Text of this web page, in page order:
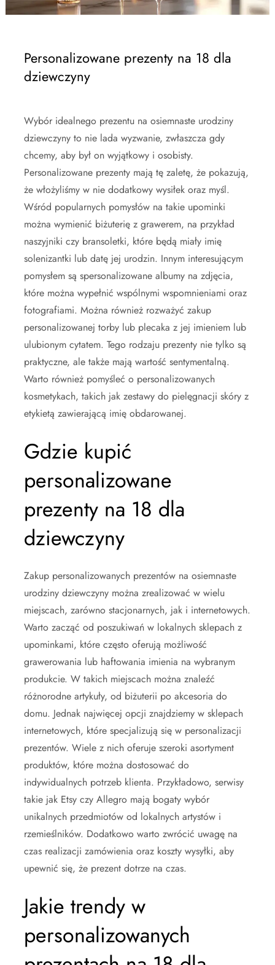
Personalizowane prezenty na 18 dla
dziewczyny
Wybór idealnego prezentu na osiemnaste urodziny
dziewczyny to nie lada wyzwanie, zwłaszcza gdy
chcemy, aby był on wyjątkowy i osobisty.
Personalizowane prezenty mają tę zaletę, że pokazują,
że włożyliśmy w nie dodatkowy wysiłek oraz myśl.
Wśród popularnych pomysłów na takie upominki
można wymienić biżuterię z grawerem, na przykład
naszyjniki czy bransoletki, które będą miały imię
solenizantki lub datę jej urodzin. Innym interesującym
pomysłem są spersonalizowane albumy na zdjęcia,
które można wypełnić wspólnymi wspomnieniami oraz
fotografiami. Można również rozważyć zakup
personalizowanej torby lub plecaka z jej imieniem lub
ulubionym cytatem. Tego rodzaju prezenty nie tylko są
praktyczne, ale także mają wartość sentymentalną.
Warto również pomyśleć o personalizowanych
kosmetykach, takich jak zestawy do pielęgnacji skóry z
etykietą zawierającą imię obdarowanej.
Gdzie kupić
personalizowane
prezenty na 18 dla
dziewczyny
Zakup personalizowanych prezentów na osiemnaste
urodziny dziewczyny można zrealizować w wielu
miejscach, zarówno stacjonarnych, jak i internetowych.
Warto zacząć od poszukiwań w lokalnych sklepach z
upominkami, które często oferują możliwość
grawerowania lub haftowania imienia na wybranym
produkcie. W takich miejscach można znaleźć
różnorodne artykuły, od biżuterii po akcesoria do
domu. Jednak najwięcej opcji znajdziemy w sklepach
internetowych, które specjalizują się w personalizacji
prezentów. Wiele z nich oferuje szeroki asortyment
produktów, które można dostosować do
indywidualnych potrzeb klienta. Przykładowo, serwisy
takie jak Etsy czy Allegro mają bogaty wybór
unikalnych przedmiotów od lokalnych artystów i
rzemieślników. Dodatkowo warto zwrócić uwagę na
czas realizacji zamówienia oraz koszty wysyłki, aby
upewnić się, że prezent dotrze na czas.
Jakie trendy w
personalizowanych